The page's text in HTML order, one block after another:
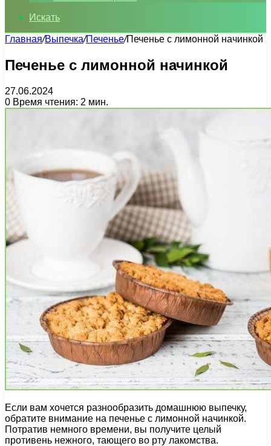
Искать
Главная/Выпечка/Печенье/Печенье с лимонной начинкой
Печенье с лимонной начинкой
27.06.2024
0 Время чтения: 2 мин.
Если вам хочется разнообразить домашнюю выпечку,
обратите внимание на печенье с лимонной начинкой.
Потратив немного времени, вы получите целый
противень нежного, тающего во рту лакомства.